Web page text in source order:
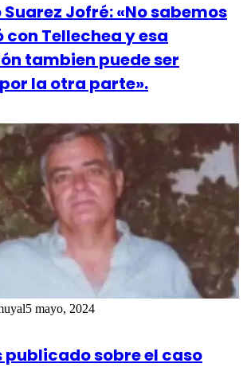
Jofré: «No sabemos
con Tellechea y esa
tambien puede ser
la otra parte».
5 mayo, 2024
publicado sobre el caso